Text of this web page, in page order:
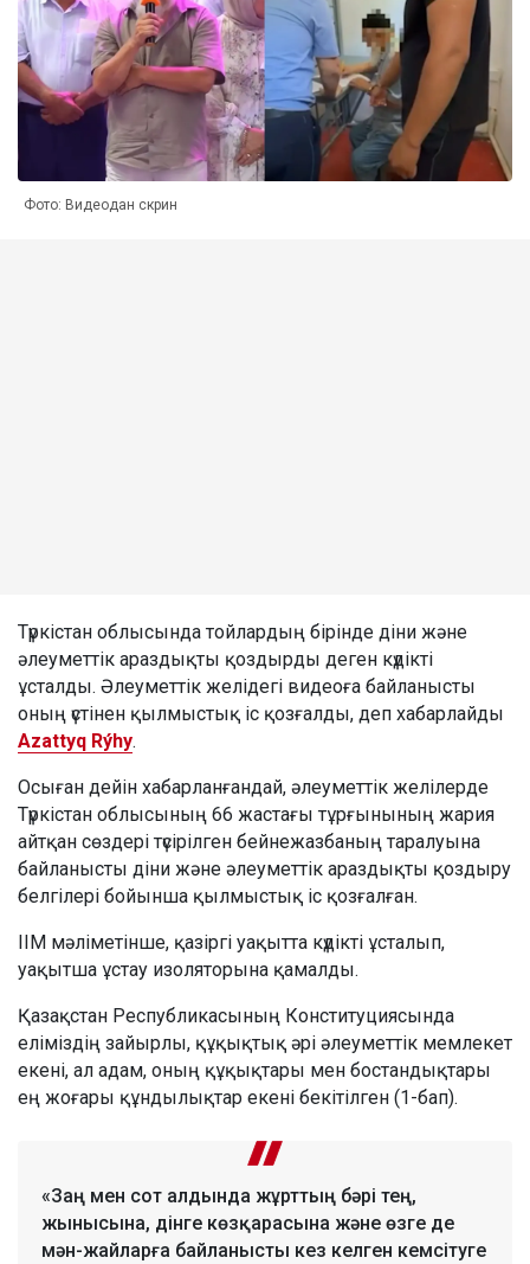
Фото: Видеодан скрин
Түркістан облысында тойлардың бірінде діни және
әлеуметтік араздықты қоздырды деген күдікті
ұсталды. Әлеуметтік желідегі видеоға байланысты
оның үстінен қылмыстық іс қозғалды, деп хабарлайды
Azattyq Rýhy.
Осыған дейін хабарланғандай, әлеуметтік желілерде
Түркістан облысының 66 жастағы тұрғынының жария
айтқан сөздері түсірілген бейнежазбаның таралуына
байланысты діни және әлеуметтік араздықты қоздыру
белгілері бойынша қылмыстық іс қозғалған.
ІІМ мәліметінше, қазіргі уақытта күдікті ұсталып,
уақытша ұстау изоляторына қамалды.
Қазақстан Республикасының Конституциясында
еліміздің зайырлы, құқықтық әрі әлеуметтік мемлекет
екені, ал адам, оның құқықтары мен бостандықтары
ең жоғары құндылықтар екені бекітілген (1-бап).
«Заң мен сот алдында жұрттың бәрі тең,
жынысына, дінге көзқарасына және өзге де
мән-жайларға байланысты кез келген кемсітуге